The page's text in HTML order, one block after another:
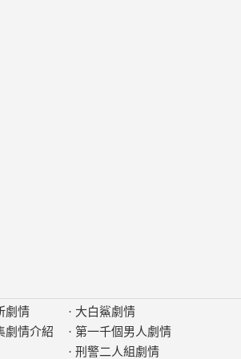
劇情
劇情介紹
· 大白鯊劇情
· 第一千個男人劇情
· 刑警二人組劇情